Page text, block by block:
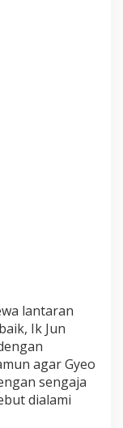
lantaran
Ik Jun
agar Gyeo
sengaja
dialami